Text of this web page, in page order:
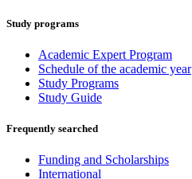
Study programs
Academic Expert Program
Schedule of the academic year
Study Programs
Study Guide
Frequently searched
Funding and Scholarships
International